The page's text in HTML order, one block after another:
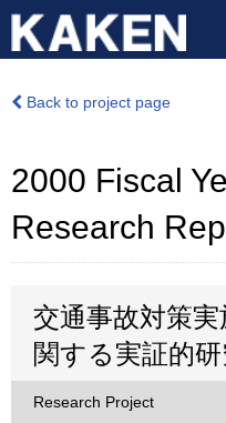
Back to project page
2000 Fiscal
Research
交通事故対策
関する実証的
Research Project